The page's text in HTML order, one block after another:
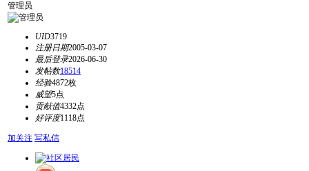
管理员
UID3719
注册日期2005-03-07
最后登录2026-06-30
发帖数18514
经验4872枚
威望5点
贡献值4332点
好评度1118点
加关注 写私信